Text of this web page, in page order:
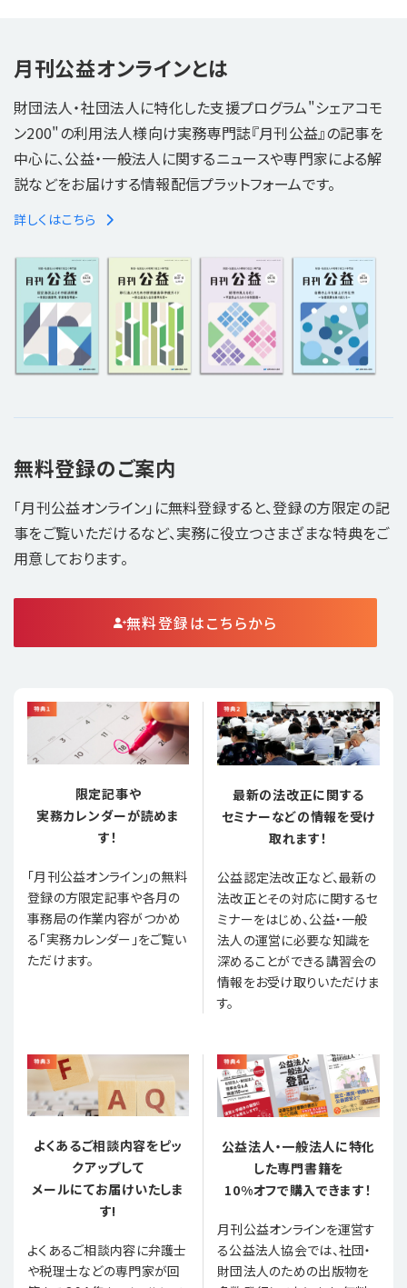
月刊公益オンラインとは
財団法人・社団法人に特化した支援プログラム"シェアコモ
ン200"の利用法人様向け実務専門誌『月刊公益』の記事を
中心に、公益・一般法人に関するニュースや専門家による解
説などをお届けする情報配信プラットフォームです。
詳しくはこちら
無料登録のご案内
「月刊公益オンライン」に無料登録すると、登録の方限定の記
事をご覧いただけるなど、実務に役立つさまざまな特典をご
用意しております。
無料登録はこちらから
限定記事や
実務カレンダーが読めま
す！
「月刊公益オンライン」の無料
登録の方限定記事や各月の
事務局の作業内容がつかめ
る「実務カレンダー」をご覧い
ただけます。
最新の法改正に関する
セミナーなどの情報を受け
取れます！
公益認定法改正など、最新の
法改正とその対応に関するセ
ミナーをはじめ、公益・一般
法人の運営に必要な知識を
深めることができる講習会の
情報をお受け取りいただけま
す。
よくあるご相談内容をピッ
クアップして
メールにてお届けいたしま
す!
よくあるご相談内容に弁護士
や税理士などの専門家が回
公益法人・一般法人に特化
した専門書籍を
10%オフで購入できます！
月刊公益オンラインを運営す
る公益法人協会では、社団・
財団法人のための出版物を